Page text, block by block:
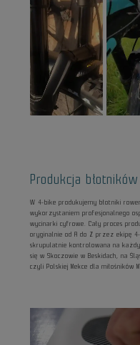
Produkcja
W 4-bike produkujemy błotniki
wykorzystaniem profesjonalnego
wycinarki cyfrowe. Cały proces
oryginalnie od A do Z przez ekipę
skrupulatnie kontrolowana na
się w Skoczowie w Beskidach, na
czyli Polskiej Mekce dla miłośników